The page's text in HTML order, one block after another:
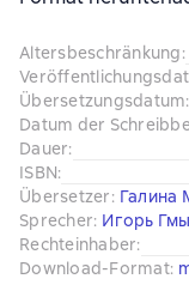
Altersbeschränkung:
Übersetzungsdatum:
Datum der
Dauer:
ISBN:
Übersetzer: Галина
Sprecher: Игорь
Rechteinhaber:
Download-Format: